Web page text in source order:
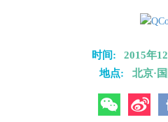
时间:
2015年
地点:
北京·
微信 微